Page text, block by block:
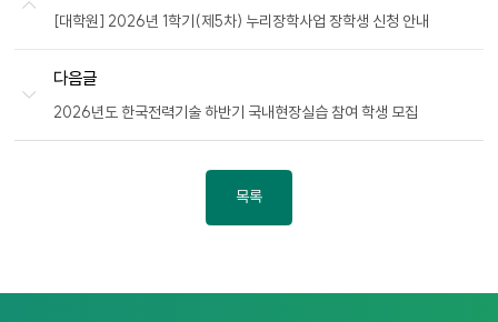
[대학원] 2026년 1학기(제5차) 누리장학사업 장학생 신청 안내
다음글
2026년도 한국전력기술 하반기 국내현장실습 참여 학생 모집
목록